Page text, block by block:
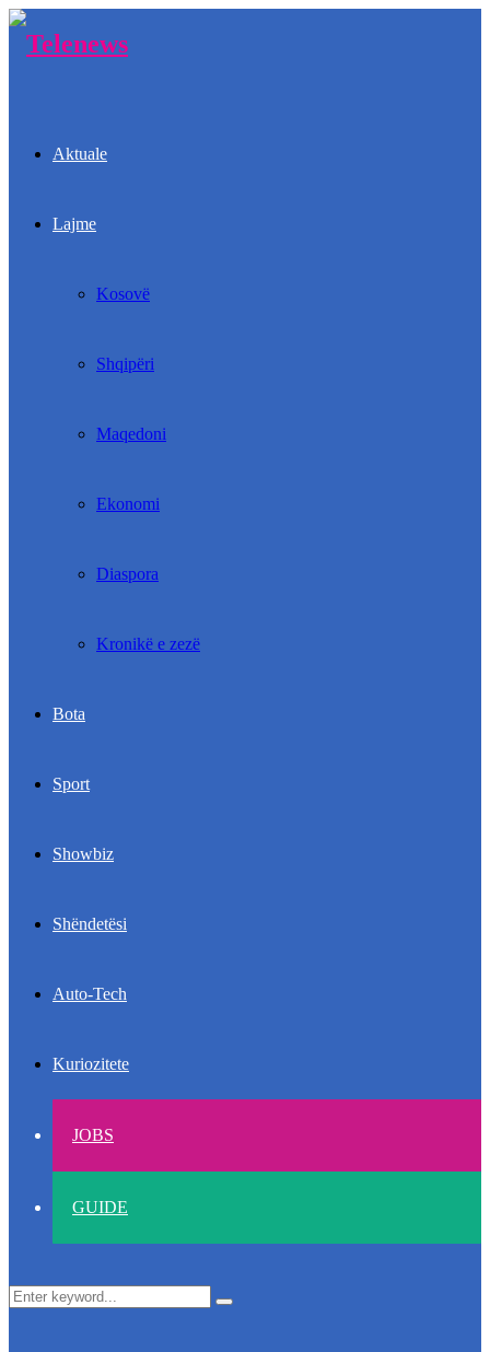
Aktuale
Lajme
Kosovë
Shqipëri
Maqedoni
Ekonomi
Diaspora
Kronikë e zezë
Bota
Sport
Showbiz
Shëndetësi
Auto-Tech
Kuriozitete
JOBS
GUIDE
Search
Search